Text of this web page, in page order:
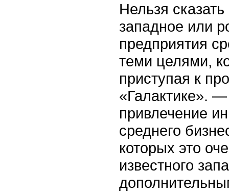
Нельзя
западное или
предприятия
теми целями,
приступая к
«Галактике».
привлечение
среднего
которых это
известного